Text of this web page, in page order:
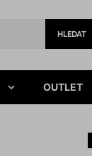
HLEDAT
OUTLET